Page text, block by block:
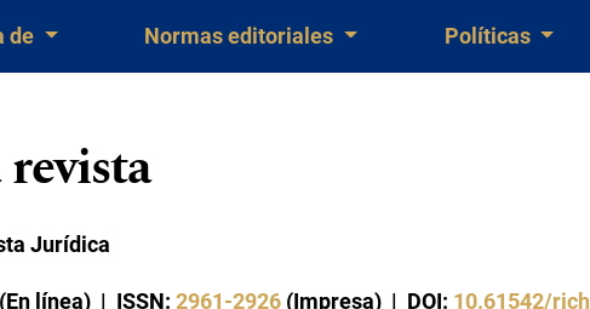
de Normas editoriales Políticas
Jurídica
(En línea) | ISSN: 2961-2926 (Impresa) | DOI: 10.61542/rjch